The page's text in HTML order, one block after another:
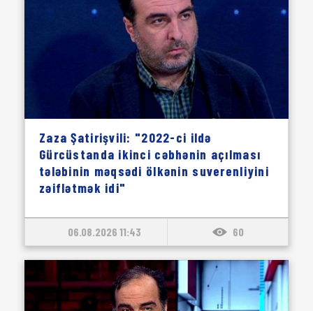
Zaza Şatirişvili: "2022-ci ildə
Gürcüstanda ikinci cəbhənin açılması
tələbinin məqsədi ölkənin suverenliyini
zəiflətmək idi"
06.08.2026 11:43 60